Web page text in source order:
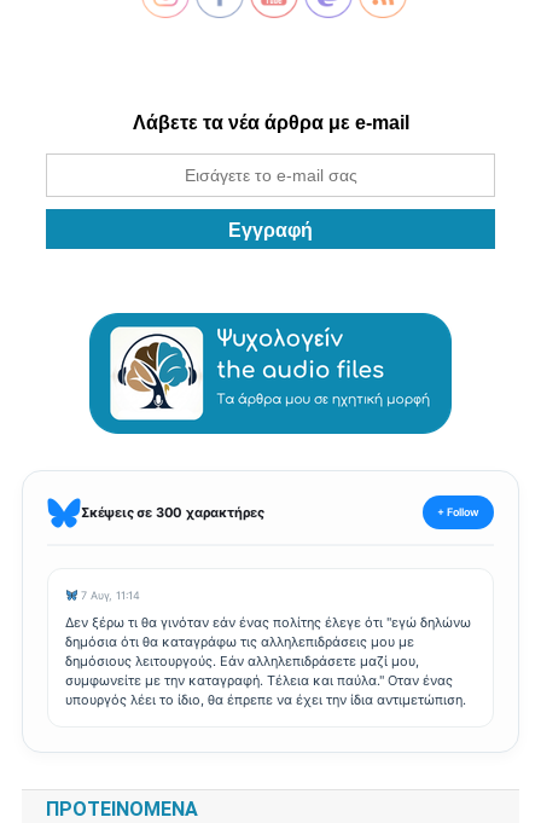
Λάβετε τα νέα άρθρα με e-mail
Σκέψεις σε 300 χαρακτήρες + Follow
7 Αυγ, 11:14
Δεν ξέρω τι θα γινόταν εάν ένας πολίτης έλεγε ότι "εγώ δηλώνω
δημόσια ότι θα καταγράφω τις αλληλεπιδράσεις μου με
δημόσιους λειτουργούς. Εάν αλληλεπιδράσετε μαζί μου,
συμφωνείτε με την καταγραφή. Τέλεια και παύλα." Οταν ένας
υπουργός λέει το ίδιο, θα έπρεπε να έχει την ίδια αντιμετώπιση.
ΠΡΟΤΕΙΝΌΜΕΝΑ